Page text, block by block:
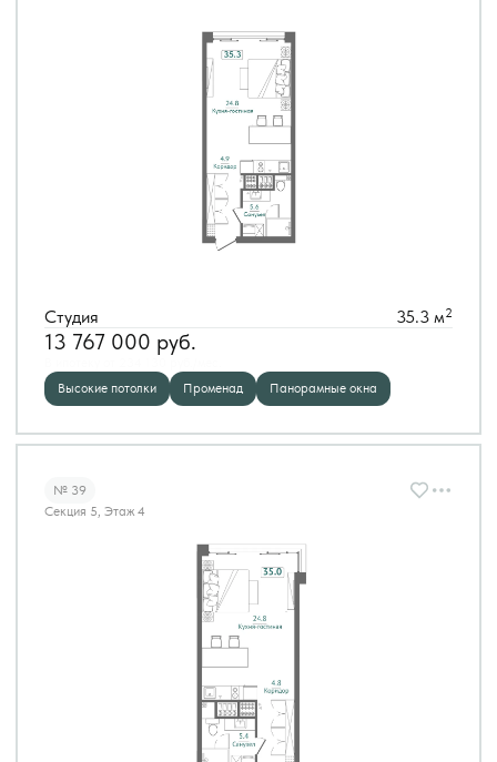
Студия 35.3 м2
13 767 000 руб.
Высокие потолки
Променад Панорамные окна
№ 39
Секция 5, Этаж 4